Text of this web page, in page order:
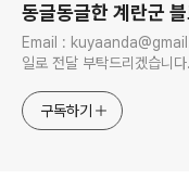
동글동글한 계란군
Email :
일로 전달 부탁드리겠습니다.
구독하기